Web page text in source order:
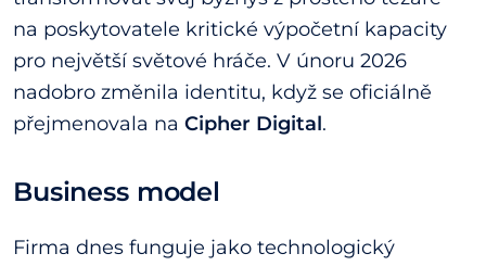
na poskytovatele kritické výpočetní kapacity
pro největší světové hráče. V únoru 2026
nadobro změnila identitu, když se oficiálně
přejmenovala na Cipher Digital.
Business model
Firma dnes funguje jako technologický